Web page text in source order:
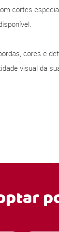
cortes
cores e
visual da